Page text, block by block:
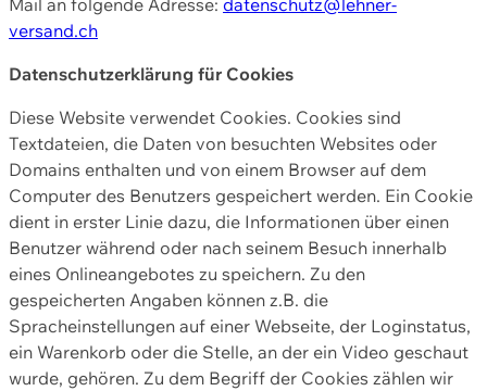
versand.ch
Datenschutzerklärung für Cookies
Diese Website verwendet Cookies. Cookies sind
Textdateien, die Daten von besuchten Websites oder
Domains enthalten und von einem Browser auf dem
Computer des Benutzers gespeichert werden. Ein Cookie
dient in erster Linie dazu, die Informationen über einen
Benutzer während oder nach seinem Besuch innerhalb
eines Onlineangebotes zu speichern. Zu den
gespeicherten Angaben können z.B. die
Spracheinstellungen auf einer Webseite, der Loginstatus,
ein Warenkorb oder die Stelle, an der ein Video geschaut
wurde, gehören. Zu dem Begriff der Cookies zählen wir